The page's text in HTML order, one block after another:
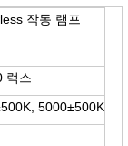
작동 램프
럭스
5000±500K